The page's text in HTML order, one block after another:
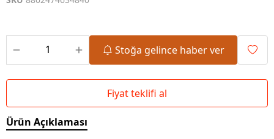
Stoğa gelince haber ver
Fiyat teklifi al
Ürün Açıklaması